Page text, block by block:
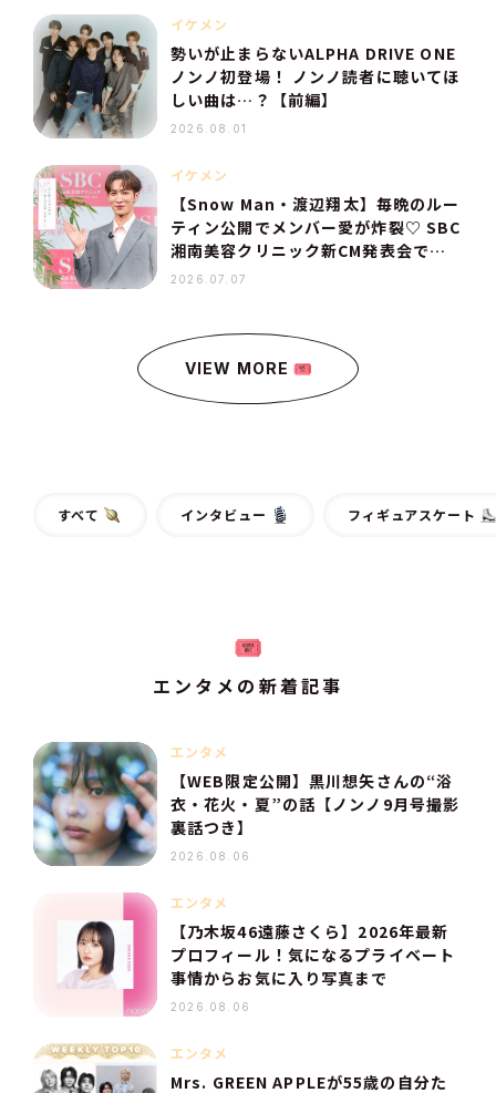
イケメン
勢いが止まらないALPHA DRIVE ONE
ノンノ初登場！ ノンノ読者に聴いてほ
しい曲は…？【前編】
2026.08.01
イケメン
【Snow Man・渡辺翔太】毎晩のルー
ティン公開でメンバー愛が炸裂♡ SBC
湘南美容クリニック新CM発表会での
コメントを全文レポート
2026.07.07
VIEW MORE
すべて インタビュー フィギュアスケート
エンタメの新着記事
エンタメ
【WEB限定公開】黒川想矢さんの“浴
衣・花火・夏”の話【ノンノ9月号撮影
裏話つき】
2026.08.06
エンタメ
【乃木坂46遠藤さくら】2026年最新
プロフィール！気になるプライベート
事情からお気に入り写真まで
2026.08.06
エンタメ
Mrs. GREEN APPLEが55歳の自分た